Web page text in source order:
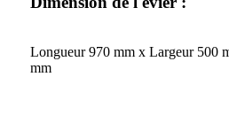
Longueur 970 mm x Largeur 500
mm